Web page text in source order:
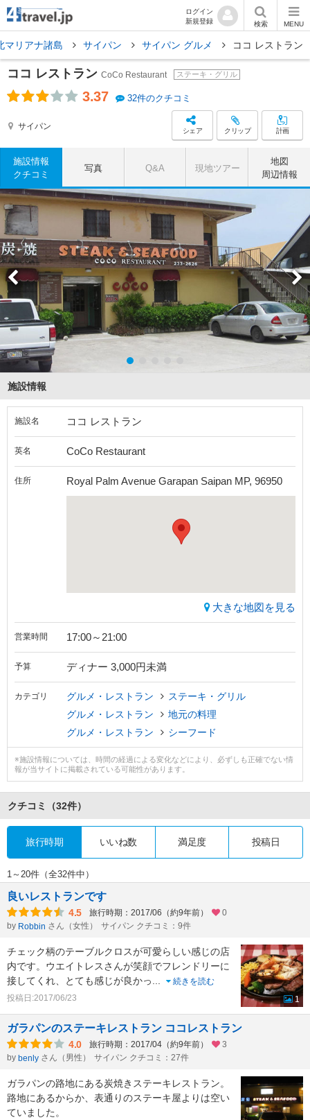
ログイン
新規登録
検索 MENU
マリアナ諸島 サイパン サイパン グルメ ココ レストラン
ココ レストラン CoCo Restaurant ステーキ・グリル
3.37 32件のクチコミ
サイパン シェア クリップ 計画
施設情報
クチコミ
写真 Q&A 現地ツアー
地図
周辺情報
施設情報
施設名 ココ レストラン
英名 CoCo Restaurant
住所 Royal Palm Avenue Garapan Saipan MP, 96950
大きな地図を見る
営業時間 17:00～21:00
予算 ディナー 3,000円未満
カテゴリ グルメ・レストラン
ステーキ・グリル
グルメ・レストラン
地元の料理
グルメ・レストラン
シーフード
※施設情報については、時間の経過による変化などにより、必ずしも正確でない情
報が当サイトに掲載されている可能性があります。
クチコミ （32件）
旅行時期 いいね数 満足度 投稿日
1～20件（全32件中）
良いレストランです
4.5 旅行時期：2017/06（約9年前）
0
by Robbin さん（女性） サイパン クチコミ：9件
チェック柄のテーブルクロスが可愛らしい感じの店
内です。ウエイトレスさんが笑顔でフレンドリーに
接してくれ、とても感じが良かっ...
続きを読む
投稿日:2017/06/23
1
ガラパンのステーキレストラン ココレストラン
4.0 旅行時期：2017/04（約9年前）
3
by benly さん（男性） サイパン クチコミ：27件
ガラパンの路地にある炭焼きステーキレストラン。
路地にあるからか、表通りのステーキ屋よりは空い
ていました。